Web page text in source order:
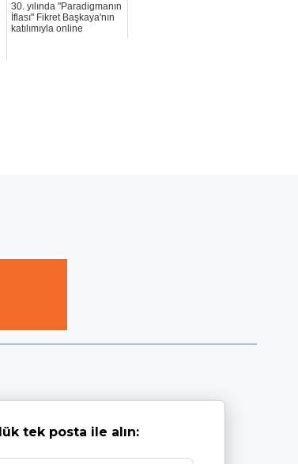
30. yılında "Paradigmanın
İflası" Fikret Başkaya'nın
katılımıyla online
tek posta ile alın: